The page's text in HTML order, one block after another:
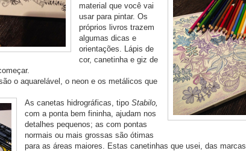
material que você vai
usar para pintar. Os
próprios livros trazem
algumas dicas e
orientações. Lápis de
cor, canetinha e giz de
o aquarelável, o neon e os metálicos que
As canetas hidrográficas, tipo Stabilo,
com a ponta bem fininha, ajudam nos
detalhes pequenos; as com pontas
normais ou mais grossas são ótimas
para as áreas maiores. Estas canetinhas que usei, das marcas